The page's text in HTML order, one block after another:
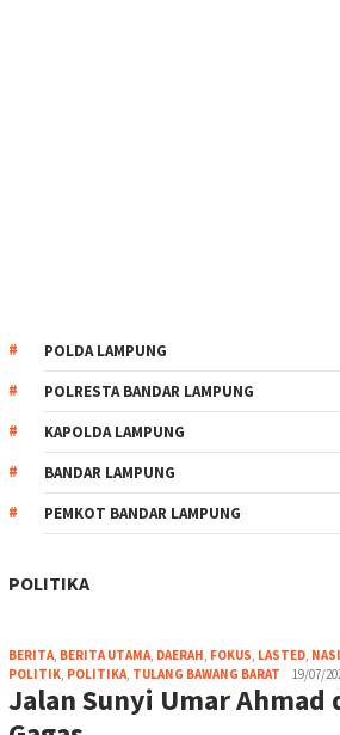
POLDA LAMPUNG
POLRESTA BANDAR LAMPUNG
KAPOLDA LAMPUNG
BANDAR LAMPUNG
PEMKOT BANDAR LAMPUNG
POLITIKA
BERITA, BERITA UTAMA, DAERAH, FOKUS, LASTED,
POLITIK, POLITIKA, TULANG BAWANG BARAT 19/07/
Jalan Sunyi Umar